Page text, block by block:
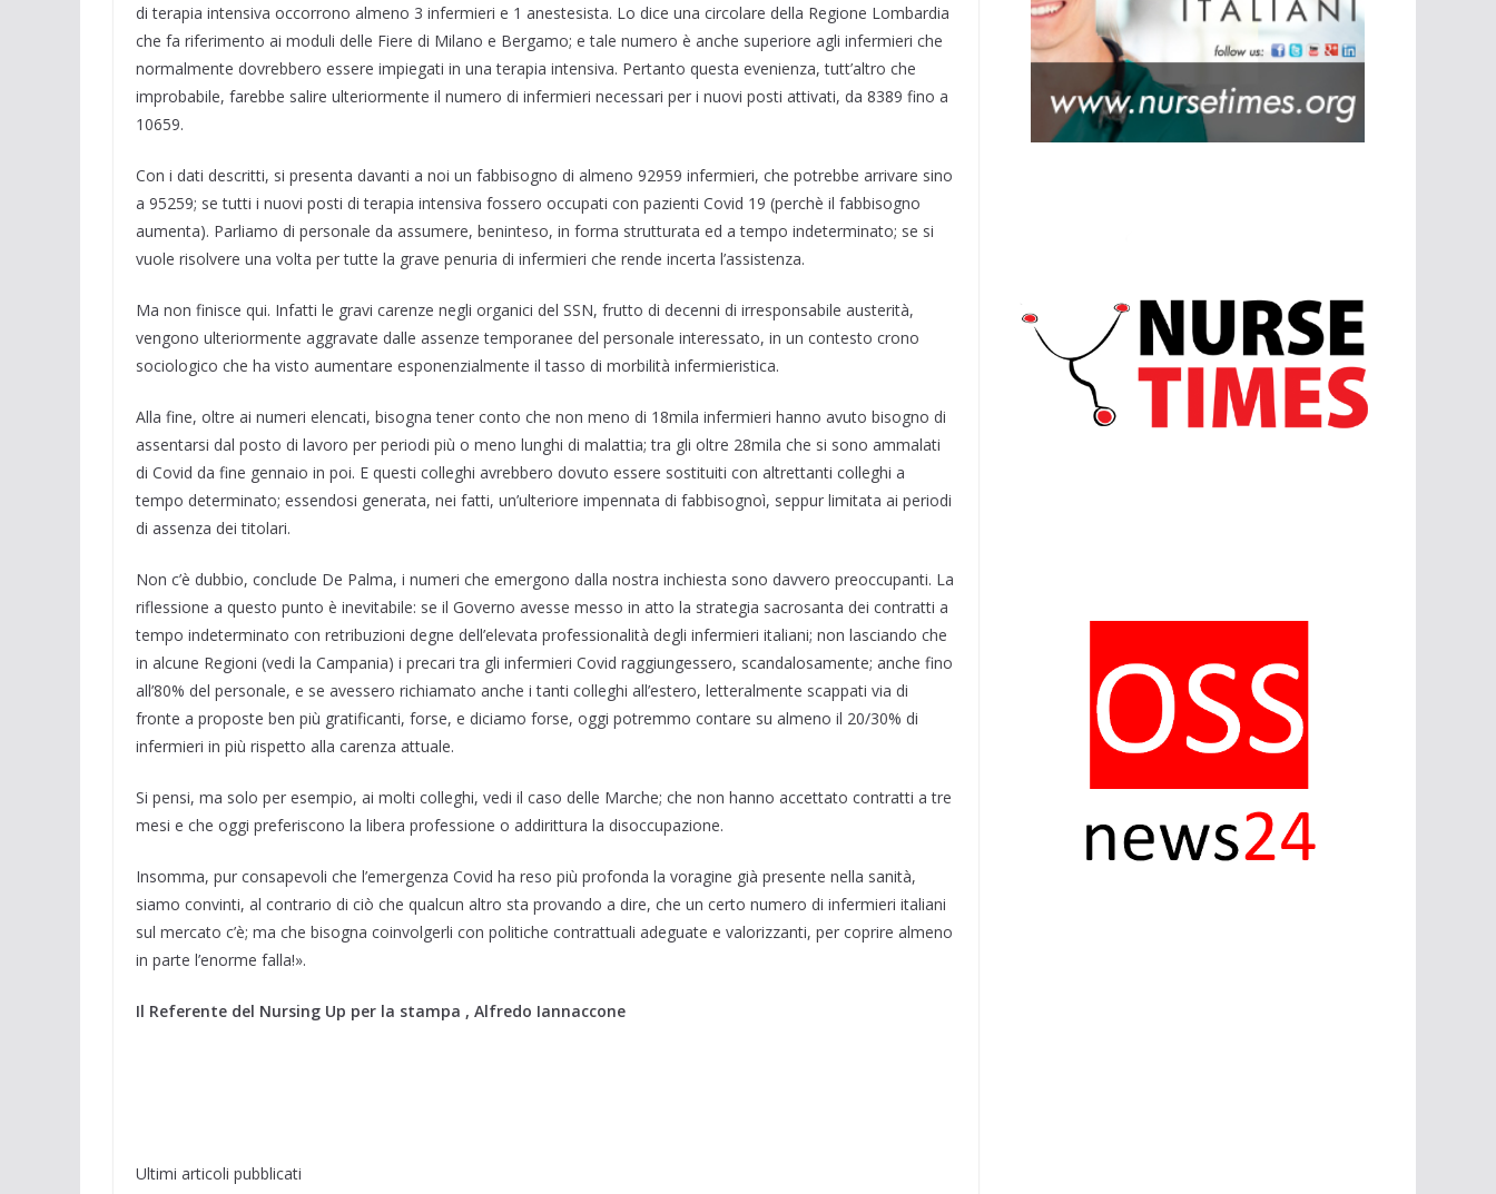
di terapia intensiva occorrono almeno 3 infermieri e 1 anestesista. Lo dice una circolare della Regione Lombardia
che fa riferimento ai moduli delle Fiere di Milano e Bergamo; e tale numero è anche superiore agli infermieri che
normalmente dovrebbero essere impiegati in una terapia intensiva. Pertanto questa evenienza, tutt’altro che
improbabile, farebbe salire ulteriormente il numero di infermieri necessari per i nuovi posti attivati, da 8389 fino a
10659.
Con i dati descritti, si presenta davanti a noi un fabbisogno di almeno 92959 infermieri, che potrebbe arrivare sino
a 95259; se tutti i nuovi posti di terapia intensiva fossero occupati con pazienti Covid 19 (perchè il fabbisogno
aumenta). Parliamo di personale da assumere, beninteso, in forma strutturata ed a tempo indeterminato; se si
vuole risolvere una volta per tutte la grave penuria di infermieri che rende incerta l’assistenza.
Ma non finisce qui. Infatti le gravi carenze negli organici del SSN, frutto di decenni di irresponsabile austerità,
vengono ulteriormente aggravate dalle assenze temporanee del personale interessato, in un contesto crono
sociologico che ha visto aumentare esponenzialmente il tasso di morbilità infermieristica.
Alla fine, oltre ai numeri elencati, bisogna tener conto che non meno di 18mila infermieri hanno avuto bisogno di
assentarsi dal posto di lavoro per periodi più o meno lunghi di malattia; tra gli oltre 28mila che si sono ammalati
di Covid da fine gennaio in poi. E questi colleghi avrebbero dovuto essere sostituiti con altrettanti colleghi a
tempo determinato; essendosi generata, nei fatti, un’ulteriore impennata di fabbisognoì, seppur limitata ai periodi
di assenza dei titolari.
Non c’è dubbio, conclude De Palma, i numeri che emergono dalla nostra inchiesta sono davvero preoccupanti. La
riflessione a questo punto è inevitabile: se il Governo avesse messo in atto la strategia sacrosanta dei contratti a
tempo indeterminato con retribuzioni degne dell’elevata professionalità degli infermieri italiani; non lasciando che
in alcune Regioni (vedi la Campania) i precari tra gli infermieri Covid raggiungessero, scandalosamente; anche fino
all’80% del personale, e se avessero richiamato anche i tanti colleghi all’estero, letteralmente scappati via di
fronte a proposte ben più gratificanti, forse, e diciamo forse, oggi potremmo contare su almeno il 20/30% di
infermieri in più rispetto alla carenza attuale.
Si pensi, ma solo per esempio, ai molti colleghi, vedi il caso delle Marche; che non hanno accettato contratti a tre
mesi e che oggi preferiscono la libera professione o addirittura la disoccupazione.
Insomma, pur consapevoli che l’emergenza Covid ha reso più profonda la voragine già presente nella sanità,
siamo convinti, al contrario di ciò che qualcun altro sta provando a dire, che un certo numero di infermieri italiani
sul mercato c’è; ma che bisogna coinvolgerli con politiche contrattuali adeguate e valorizzanti, per coprire almeno
in parte l’enorme falla!».
Il Referente del Nursing Up per la stampa , Alfredo Iannaccone
Ultimi articoli pubblicati